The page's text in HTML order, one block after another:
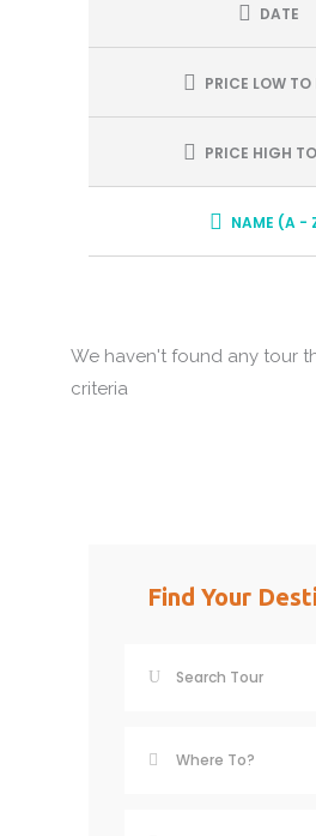
DATE
PRICE LOW
PRICE HIGH
NAME (A -
We haven't found any tour
criteria
Find Your